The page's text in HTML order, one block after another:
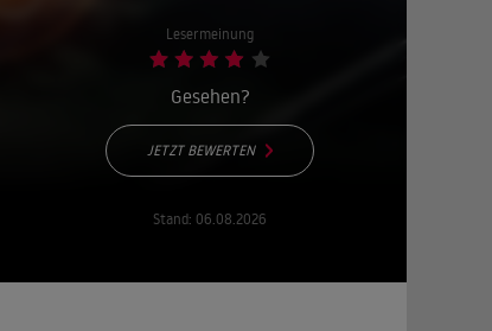
Lesermeinung
Gesehen?
JETZT BEWERTEN
Stand: 06.08.2026